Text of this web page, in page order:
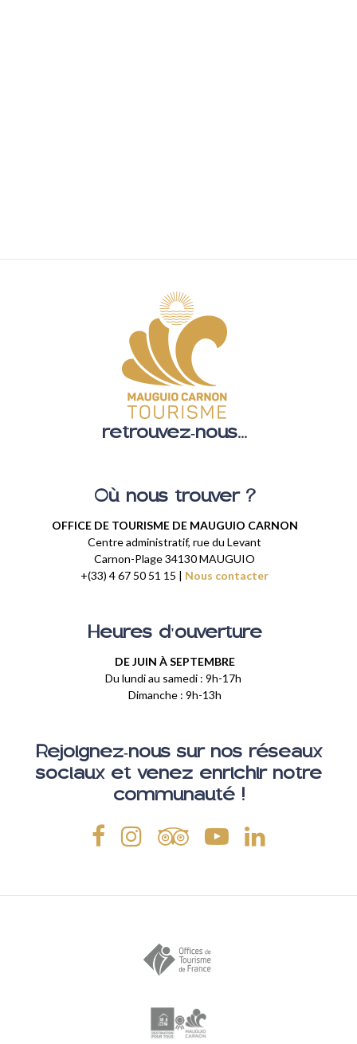
retrouvez-nous...
Où nous trouver ?
OFFICE DE TOURISME DE MAUGUIO CARNON
Centre administratif, rue du Levant
Carnon-Plage 34130 MAUGUIO
+(33) 4 67 50 51 15 | Nous contacter
Heures d'ouverture
DE JUIN À SEPTEMBRE
Du lundi au samedi : 9h-17h
Dimanche : 9h-13h
Rejoignez-nous sur nos réseaux
sociaux et venez enrichir notre
communauté !